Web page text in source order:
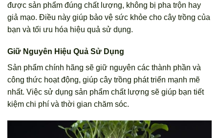
được sản phẩm đúng chất lượng, không bị pha trộn hay
giả mạo. Điều này giúp bảo vệ sức khỏe cho cây trồng của
bạn và tối ưu hóa hiệu quả sử dụng.
Giữ Nguyên Hiệu Quả Sử Dụng
Sản phẩm chính hãng sẽ giữ nguyên các thành phần và
công thức hoạt động, giúp cây trồng phát triển mạnh mẽ
nhất. Việc sử dụng sản phẩm chất lượng sẽ giúp bạn tiết
kiệm chi phí và thời gian chăm sóc.